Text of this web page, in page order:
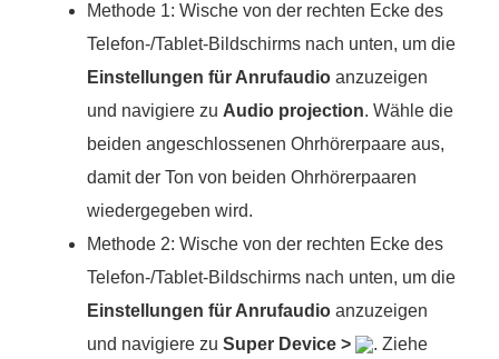
Methode 1: Wische von der rechten Ecke des
Telefon-/Tablet-Bildschirms nach unten, um die
Einstellungen für Anrufaudio anzuzeigen
und navigiere zu Audio projection. Wähle die
beiden angeschlossenen Ohrhörerpaare aus,
damit der Ton von beiden Ohrhörerpaaren
wiedergegeben wird.
Methode 2: Wische von der rechten Ecke des
Telefon-/Tablet-Bildschirms nach unten, um die
Einstellungen für Anrufaudio anzuzeigen
und navigiere zuSuper Device >
. Ziehe